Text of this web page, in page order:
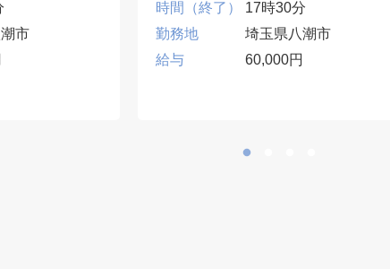
市
時間（終了）
17時30分
勤務地
埼玉県八潮市
給与
60,000円